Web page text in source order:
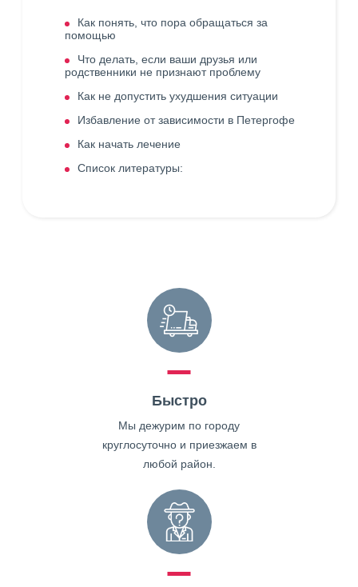
Как понять, что пора обращаться за
помощью
Что делать, если ваши друзья или
родственники не признают проблему
Как не допустить ухудшения ситуации
Избавление от зависимости в Петергофе
Как начать лечение
Список литературы:
Быстро
Мы дежурим по городу
круглосуточно и приезжаем в
любой район.